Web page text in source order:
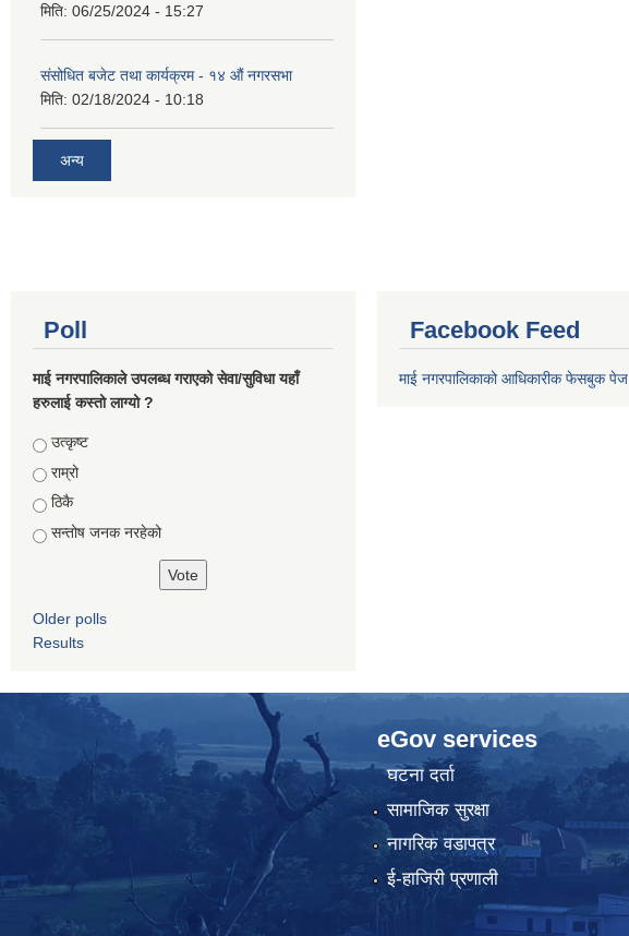
मिति: 06/25/2024 - 15:27
संसोधित बजेट तथा कार्यक्रम - १४ औं नगरसभा
मिति: 02/18/2024 - 10:18
अन्य
Poll
माई नगरपालिकाले उपलब्ध गराएको सेवा/सुविधा यहाँ
हरुलाई कस्तो लाग्यो ?
Choices
उत्कृष्ट
राम्रो
ठिकै
सन्तोष जनक नरहेको
Older polls
Results
Facebook Feed
माई नगरपालिकाको आधिकारीक फेसबुक पेज
eGov services
घटना दर्ता
सामाजिक सुरक्षा
नागरिक वडापत्र
ई-हाजिरी प्रणाली